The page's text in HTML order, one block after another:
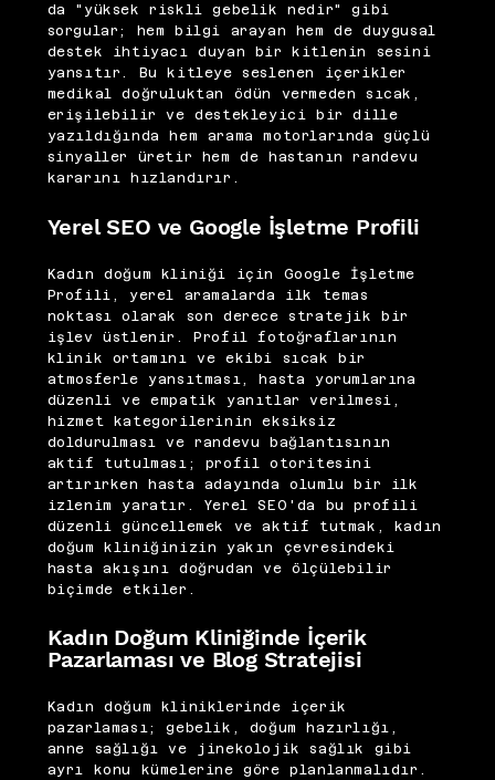
da "yüksek riskli gebelik nedir" gibi
sorgular; hem bilgi arayan hem de duygusal
destek ihtiyacı duyan bir kitlenin sesini
yansıtır. Bu kitleye seslenen içerikler
medikal doğruluktan ödün vermeden sıcak,
erişilebilir ve destekleyici bir dille
yazıldığında hem arama motorlarında güçlü
sinyaller üretir hem de hastanın randevu
kararını hızlandırır.
Yerel SEO ve Google İşletme Profili
Kadın doğum kliniği için Google İşletme
Profili, yerel aramalarda ilk temas
noktası olarak son derece stratejik bir
işlev üstlenir. Profil fotoğraflarının
klinik ortamını ve ekibi sıcak bir
atmosferle yansıtması, hasta yorumlarına
düzenli ve empatik yanıtlar verilmesi,
hizmet kategorilerinin eksiksiz
doldurulması ve randevu bağlantısının
aktif tutulması; profil otoritesini
artırırken hasta adayında olumlu bir ilk
izlenim yaratır. Yerel SEO'da bu profili
düzenli güncellemek ve aktif tutmak, kadın
doğum kliniğinizin yakın çevresindeki
hasta akışını doğrudan ve ölçülebilir
biçimde etkiler.
Kadın Doğum Kliniğinde İçerik
Pazarlaması ve Blog Stratejisi
Kadın doğum kliniklerinde içerik
pazarlaması; gebelik, doğum hazırlığı,
anne sağlığı ve jinekolojik sağlık gibi
ayrı konu kümelerine göre planlanmalıdır.